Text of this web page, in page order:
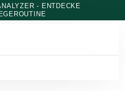
- ENTDECKE